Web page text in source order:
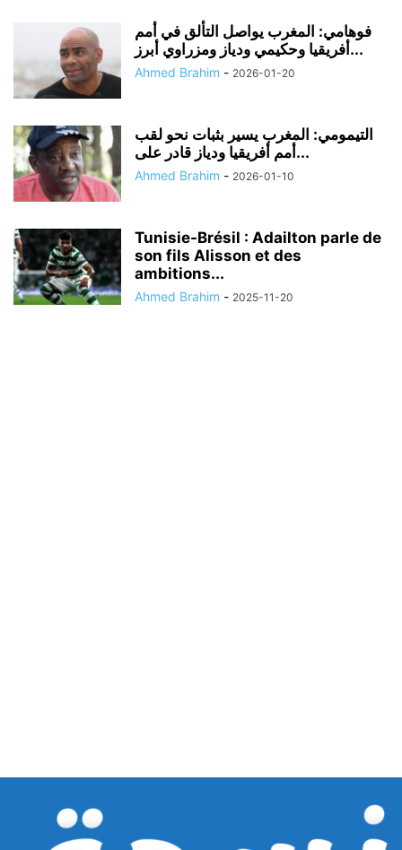
فوهامي: المغرب يواصل التألق في أمم
أفريقيا وحكيمي ودياز ومزراوي أبرز...
Ahmed Brahim - 2026-01-20
التيمومي: المغرب يسير بثبات نحو لقب
أمم أفريقيا ودياز قادر على...
Ahmed Brahim - 2026-01-10
Tunisie‑Brésil : Adailton parle de
son fils Alisson et des
ambitions...
Ahmed Brahim - 2025-11-20